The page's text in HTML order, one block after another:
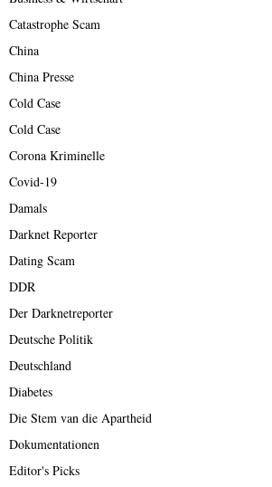
Catastrophe Scam
China
China Presse
Cold Case
Cold Case
Corona Kriminelle
Covid-19
Damals
Darknet Reporter
Dating Scam
DDR
Der Darknetreporter
Deutsche Politik
Deutschland
Diabetes
Die Stem van die Apartheid
Dokumentationen
Editor's Picks